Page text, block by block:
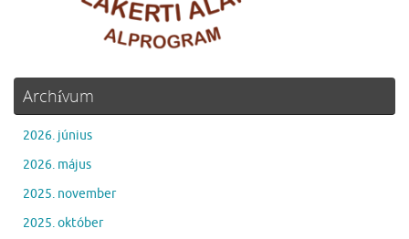
Archívum
2026. június
2026. május
2025. november
2025. október